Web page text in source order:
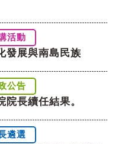
活動
發展與南島民族
公告
長續任結果。
遴選